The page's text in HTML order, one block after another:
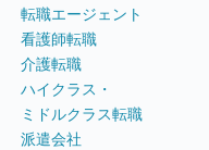
転職エージェント
看護師転職
介護転職
ハイクラス・
ミドルクラス転職
派遣会社